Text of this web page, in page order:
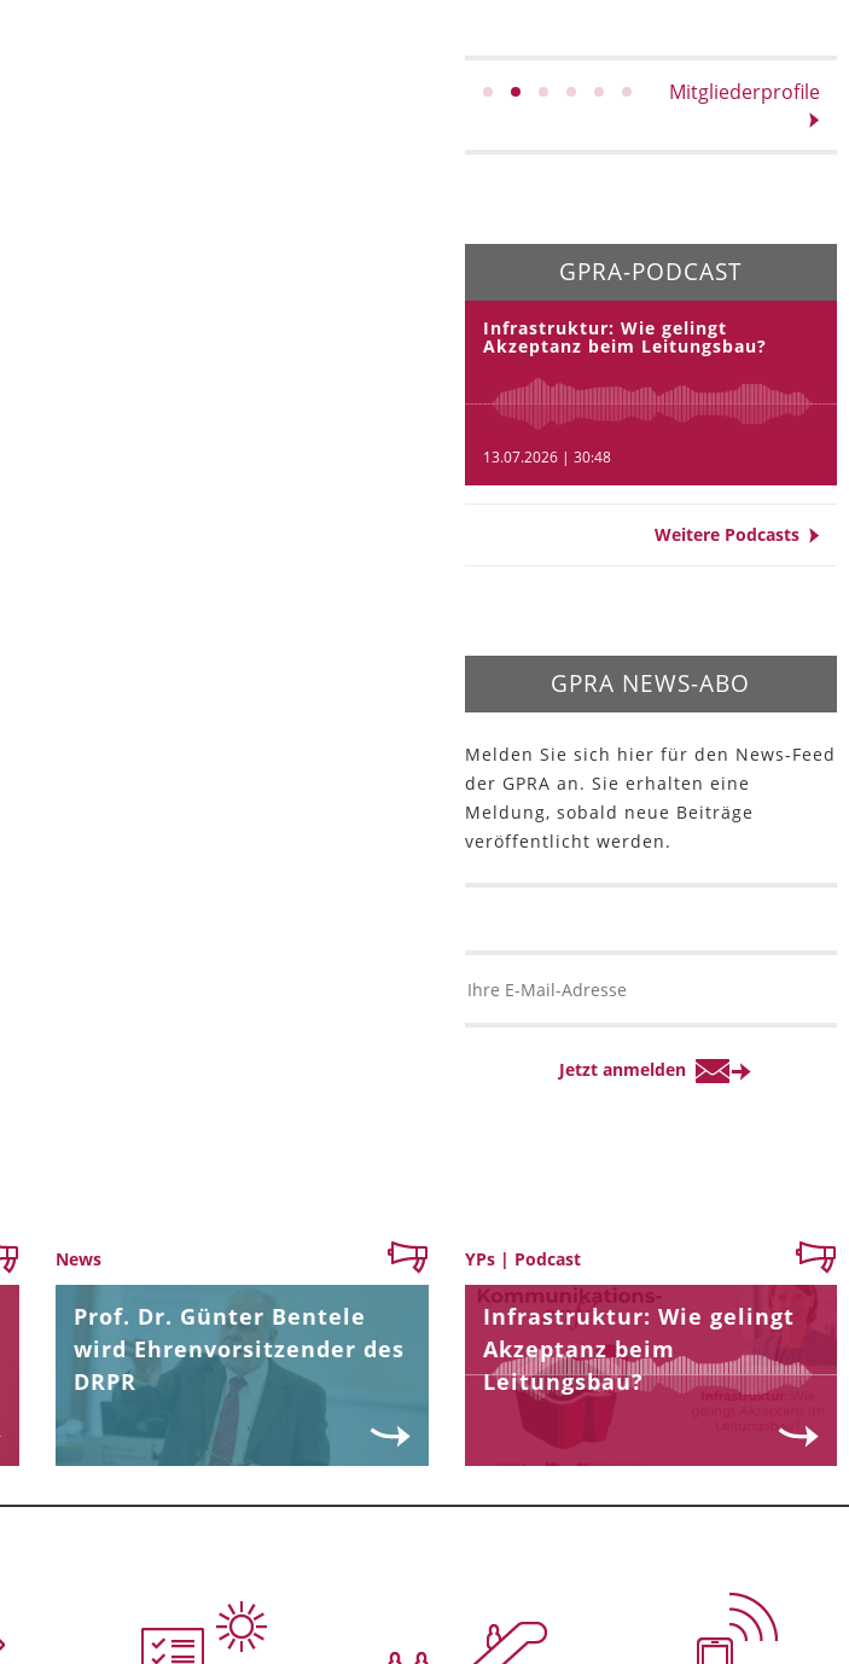
Mitgliederprofile
GPRA-PODCAST
Infrastruktur: Wie gelingt
Akzeptanz beim Leitungsbau?
13.07.2026 | 30:48
Weitere Podcasts
GPRA NEWS-ABO
Melden Sie sich hier für den News-Feed
der GPRA an. Sie erhalten eine
Meldung, sobald neue Beiträge
veröffentlicht werden.
News
Prof. Dr. Günter Bentele
wird Ehrenvorsitzender des
DRPR
YPs | Podcast
Infrastruktur: Wie gelingt
Akzeptanz beim
Leitungsbau?